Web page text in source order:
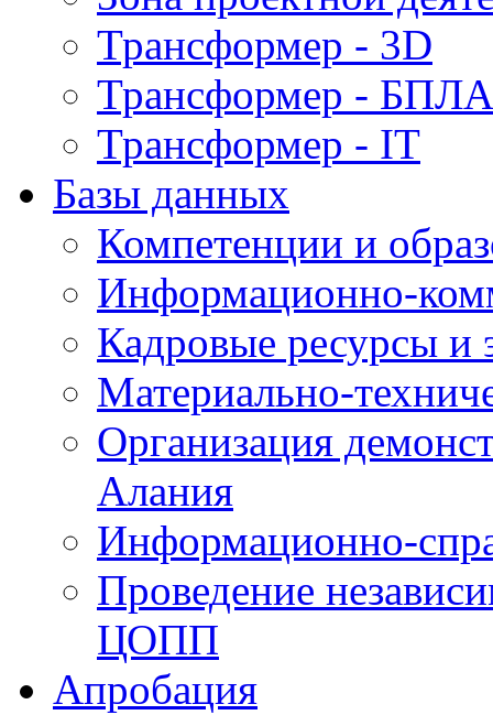
Трансформер - 3D
Трансформер - БПЛА
Трансформер - IT
Базы данных
Компетенции и
Информационно-
Кадровые ресурсы
Материально-
Организация
Алания
Информационно-
Проведение
ЦОПП
Апробация